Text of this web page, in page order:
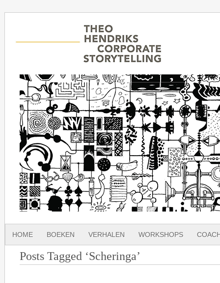
HOME BOEKEN VERHALEN WORKSHOPS
Posts Tagged ‘Scheringa’